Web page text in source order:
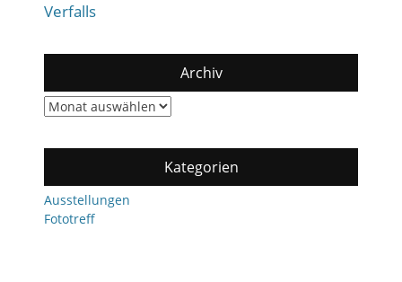
Verfalls
Archiv
Archiv
Kategorien
Ausstellungen
Fototreff